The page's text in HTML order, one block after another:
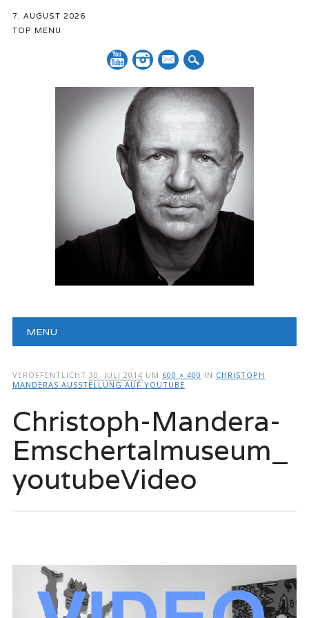
7. AUGUST 2026
TOP MENU
Mail
Hauptmenü
MENU
VERÖFFENTLICHT 30. JULI 2014 UM 600 × 400 IN CHRISTOPH
MANDERAS AUSSTELLUNG AUF YOUTUBE
Christoph-Mandera-
Emschertalmuseum_
youtubeVideo